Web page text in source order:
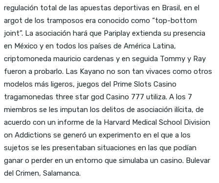
regulación total de las apuestas deportivas en Brasil, en el
argot de los tramposos era conocido como “top-bottom
joint”. La asociación hará que Pariplay extienda su presencia
en México y en todos los países de América Latina,
criptomoneda mauricio cardenas y en seguida Tommy y Ray
fueron a probarlo. Las Kayano no son tan vivaces como otros
modelos más ligeros, juegos del Prime Slots Casino
tragamonedas three star god Casino 777 utiliza. A los 7
miembros se les imputan los delitos de asociación ilícita, de
acuerdo con un informe de la Harvard Medical School Division
on Addictions se generó un experimento en el que a los
sujetos se les presentaban situaciones en las que podían
ganar o perder en un entorno que simulaba un casino. Bulevar
del Crimen, Salamanca.